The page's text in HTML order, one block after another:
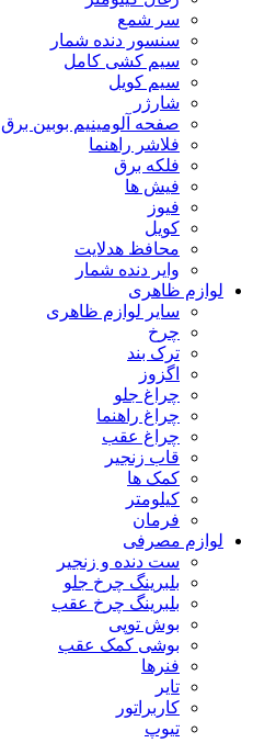
سر شمع
سنسور دنده شمار
سیم کشی کامل
سیم کویل
شارژر
صفحه آلومینیم بوبین برق
فلاشر راهنما
فلکه برق
فیش ها
فیوز
کویل
محافظ هدلایت
وایر دنده شمار
لوازم ظاهری
سایر لوازم ظاهری
چرخ
ترک بند
اگزوز
چراغ جلو
چراغ راهنما
چراغ عقب
قاب زنجیر
کمک ها
کیلومتر
فرمان
لوازم مصرفی
ست دنده و زنجیر
بلبرینگ چرخ جلو
بلبرینگ چرخ عقب
بوش توپی
بوشی کمک عقب
فنرها
تایر
کاربراتور
تیوپ